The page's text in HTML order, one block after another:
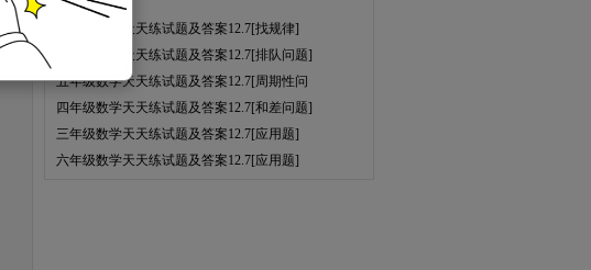
二年级数学天天练试题及答案12.7[找规律]
一年级数学天天练试题及答案12.7[排队问题]
五年级数学天天练试题及答案12.7[周期性问
四年级数学天天练试题及答案12.7[和差问题]
三年级数学天天练试题及答案12.7[应用题]
六年级数学天天练试题及答案12.7[应用题]